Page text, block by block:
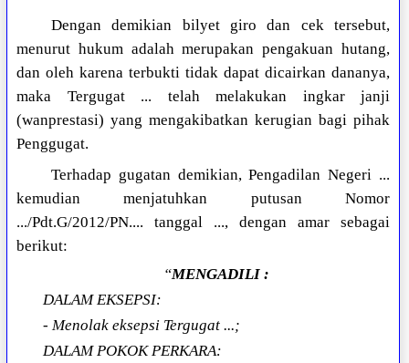
Dengan demikian bilyet giro dan cek tersebut,
menurut hukum adalah merupakan pengakuan hutang,
dan oleh karena terbukti tidak dapat dicairkan dananya,
maka Tergugat ... telah melakukan ingkar janji
(wanprestasi) yang mengakibatkan kerugian bagi pihak
Penggugat.
Terhadap gugatan demikian, Pengadilan Negeri ...
kemudian menjatuhkan putusan Nomor
.../Pdt.G/2012/PN.... tanggal ..., dengan amar sebagai
berikut:
“MENGADILI :
DALAM EKSEPSI:
- Menolak eksepsi Tergugat ...;
DALAM POKOK PERKARA: